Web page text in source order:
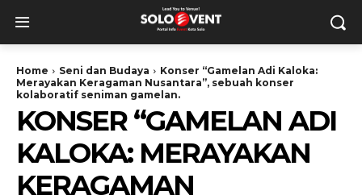
Home Seni dan Budaya
Konser “Gamelan Adi Kaloka:
Merayakan Keragaman Nusantara”, sebuah konser
kolaboratif seniman gamelan.
KONSER “GAMELAN ADI
KALOKA: MERAYAKAN
KERAGAMAN